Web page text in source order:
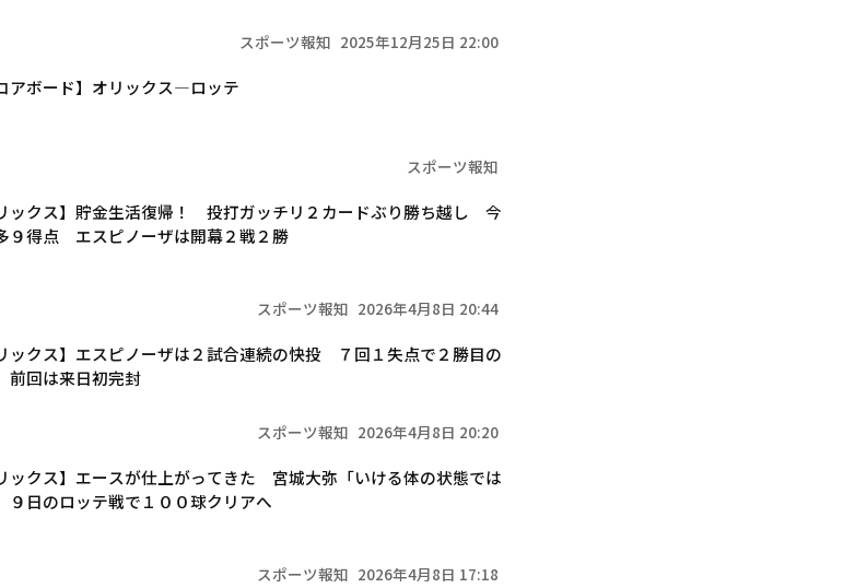
スポーツ報知 2025年12月25日 22:00
アボード】オリックス―ロッテ
スポーツ報知
リックス】貯金生活復帰！ 投打ガッチリ２カードぶり勝ち越し 今
９得点 エスピノーザは開幕２戦２勝
スポーツ報知 2026年4月8日 20:44
リックス】エスピノーザは２試合連続の快投 ７回１失点で２勝目の
回は来日初完封
スポーツ報知 2026年4月8日 20:20
リックス】エースが仕上がってきた 宮城大弥「いける体の状態では
９日のロッテ戦で１００球クリアへ
スポーツ報知 2026年4月8日 17:18